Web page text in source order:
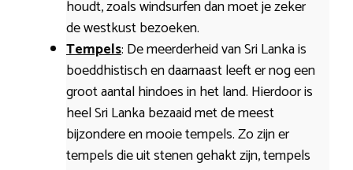
houdt, zoals windsurfen dan moet je zeker
de westkust bezoeken.
Tempels: De meerderheid van Sri Lanka is
boeddhistisch en daarnaast leeft er nog een
groot aantal hindoes in het land. Hierdoor is
heel Sri Lanka bezaaid met de meest
bijzondere en mooie tempels. Zo zijn er
tempels die uit stenen gehakt zijn, tempels